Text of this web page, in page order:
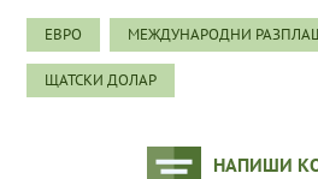
ЕВРО МЕЖДУНАРОДНИ
ЩАТСКИ ДОЛАР
НАПИШИ